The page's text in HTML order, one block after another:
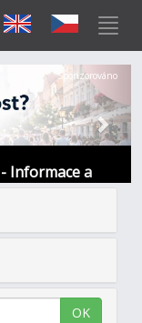
Informace a
Další
Sponzorováno
OK